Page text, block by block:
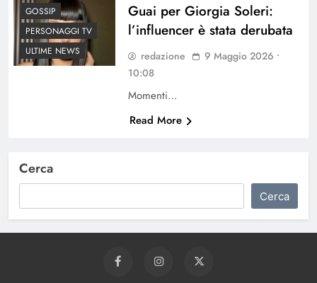
GOSSIP
PERSONAGGI TV
ULTIME NEWS
Guai per Giorgia Soleri:
l’influencer è stata derubata
redazione
9 Maggio 2026 •
10:08
Momenti…
Read More
Cerca
Cerca